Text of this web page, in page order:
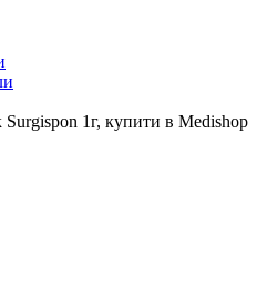
1г, купити в Medishop